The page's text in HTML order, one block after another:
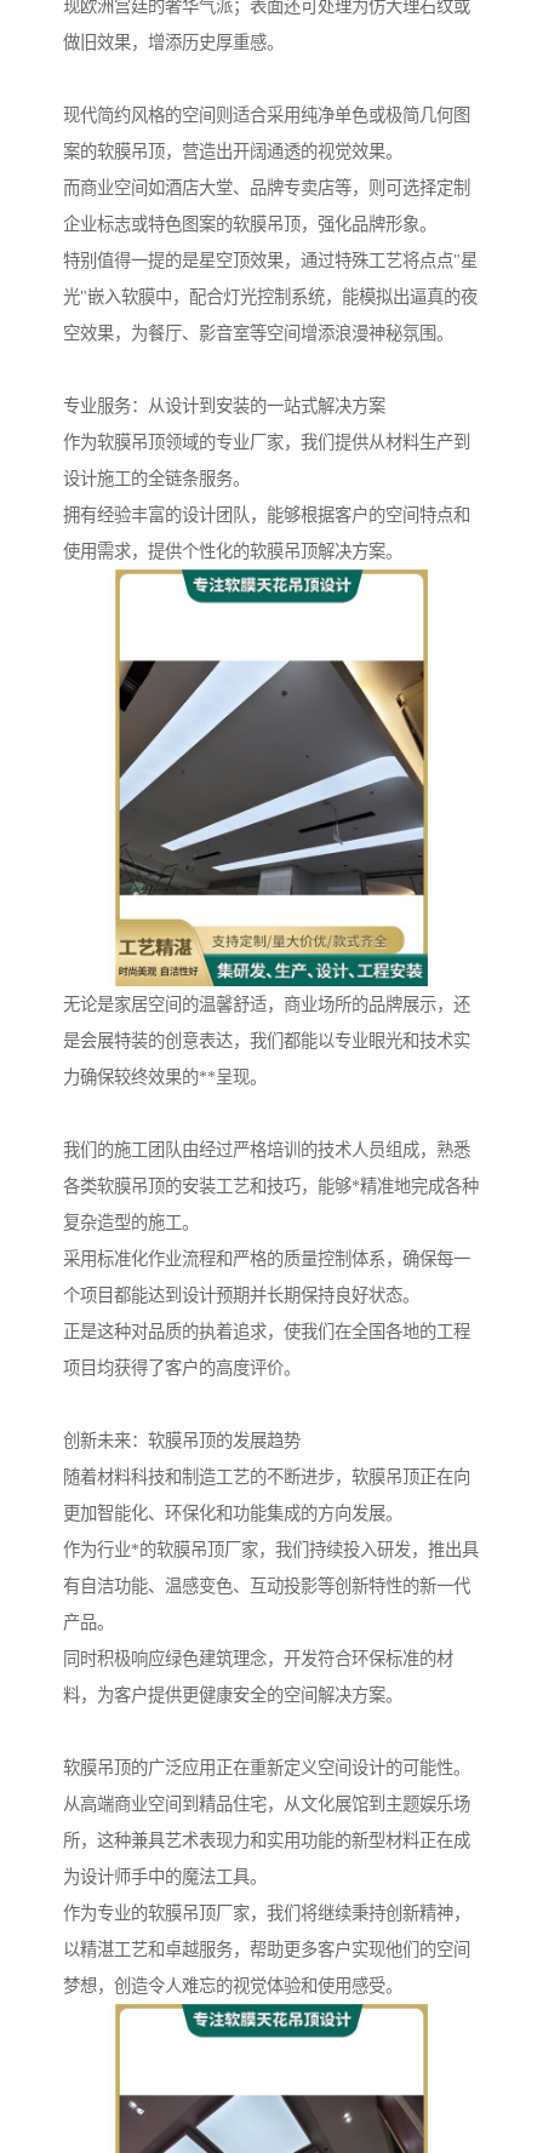
现欧洲宫廷的奢华气派；表面还可处理为仿大理石纹或
做旧效果，增添历史厚重感。
现代简约风格的空间则适合采用纯净单色或极简几何图
案的软膜吊顶，营造出开阔通透的视觉效果。
而商业空间如酒店大堂、品牌专卖店等，则可选择定制
企业标志或特色图案的软膜吊顶，强化品牌形象。
特别值得一提的是星空顶效果，通过特殊工艺将点点"星
光"嵌入软膜中，配合灯光控制系统，能模拟出逼真的夜
空效果，为餐厅、影音室等空间增添浪漫神秘氛围。
专业服务：从设计到安装的一站式解决方案
作为软膜吊顶领域的专业厂家，我们提供从材料生产到
设计施工的全链条服务。
拥有经验丰富的设计团队，能够根据客户的空间特点和
使用需求，提供个性化的软膜吊顶解决方案。
无论是家居空间的温馨舒适，商业场所的品牌展示，还
是会展特装的创意表达，我们都能以专业眼光和技术实
力确保较终效果的**呈现。
我们的施工团队由经过严格培训的技术人员组成，熟悉
各类软膜吊顶的安装工艺和技巧，能够*精准地完成各种
复杂造型的施工。
采用标准化作业流程和严格的质量控制体系，确保每一
个项目都能达到设计预期并长期保持良好状态。
正是这种对品质的执着追求，使我们在全国各地的工程
项目均获得了客户的高度评价。
创新未来：软膜吊顶的发展趋势
随着材料科技和制造工艺的不断进步，软膜吊顶正在向
更加智能化、环保化和功能集成的方向发展。
作为行业*的软膜吊顶厂家，我们持续投入研发，推出具
有自洁功能、温感变色、互动投影等创新特性的新一代
产品。
同时积极响应绿色建筑理念，开发符合环保标准的材
料，为客户提供更健康安全的空间解决方案。
软膜吊顶的广泛应用正在重新定义空间设计的可能性。
从高端商业空间到精品住宅，从文化展馆到主题娱乐场
所，这种兼具艺术表现力和实用功能的新型材料正在成
为设计师手中的魔法工具。
作为专业的软膜吊顶厂家，我们将继续秉持创新精神，
以精湛工艺和卓越服务，帮助更多客户实现他们的空间
梦想，创造令人难忘的视觉体验和使用感受。